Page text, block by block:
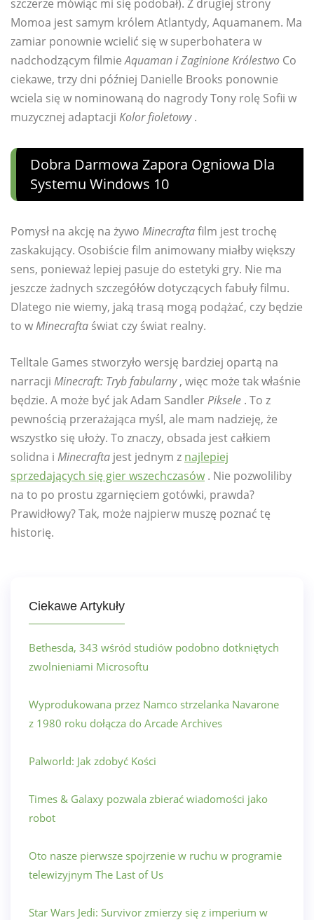
szczerze mówiąc mi się podobał). Z drugiej strony
Momoa jest samym królem Atlantydy, Aquamanem. Ma
zamiar ponownie wcielić się w superbohatera w
nadchodzącym filmieAquaman i Zaginione Królestwo Co
ciekawe, trzy dni później Danielle Brooks ponownie
wciela się w nominowaną do nagrody Tony rolę Sofii w
muzycznej adaptacji Kolor fioletowy.
Dobra Darmowa Zapora Ogniowa Dla
Systemu Windows 10
Pomysł na akcję na żywo Minecraftafilm jest trochę
zaskakujący. Osobiście film animowany miałby większy
sens, ponieważ lepiej pasuje do estetyki gry. Nie ma
jeszcze żadnych szczegółów dotyczących fabuły filmu.
Dlatego nie wiemy, jaką trasą mogą podążać, czy będzie
to wMinecrafta świat czy świat realny.
Telltale Games stworzyło wersję bardziej opartą na
narracji Minecraft: Tryb fabularny, więc może tak właśnie
będzie. A może być jak Adam SandlerPiksele . To z
pewnością przerażająca myśl, ale mam nadzieję, że
wszystko się ułoży. To znaczy, obsada jest całkiem
solidna i Minecrafta jest jednym z najlepiej
sprzedających się gier wszechczasów. Nie pozwoliliby
na to po prostu zgarnięciem gotówki, prawda?
Prawidłowy? Tak, może najpierw muszę poznać tę
historię.
Ciekawe Artykuły
Bethesda, 343 wśród studiów podobno dotkniętych
zwolnieniami Microsoftu
Wyprodukowana przez Namco strzelanka Navarone
z 1980 roku dołącza do Arcade Archives
Palworld: Jak zdobyć Kości
Times & Galaxy pozwala zbierać wiadomości jako
robot
Oto nasze pierwsze spojrzenie w ruchu w programie
telewizyjnym The Last of Us
Star Wars Jedi: Survivor zmierzy się z imperium w